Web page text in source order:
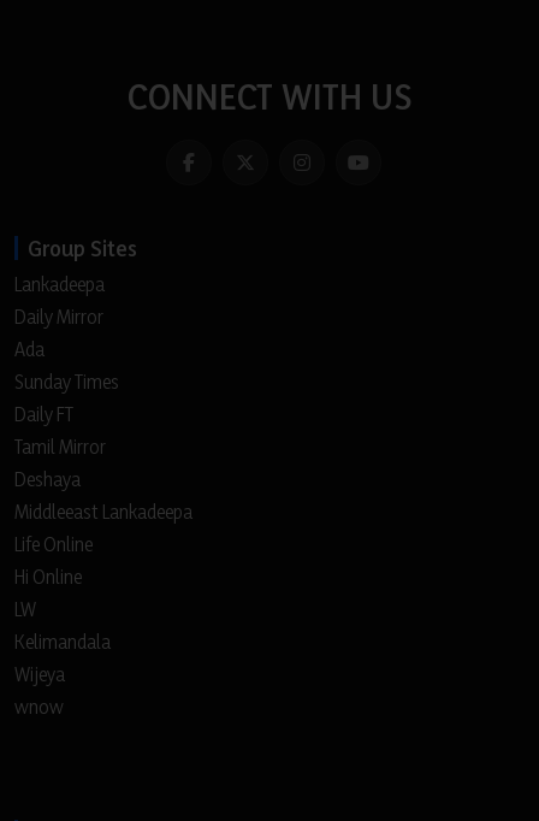
CONNECT WITH US
Group Sites
Lankadeepa
Daily Mirror
Ada
Sunday Times
Daily FT
Tamil Mirror
Deshaya
Middleeast Lankadeepa
Life Online
Hi Online
LW
Kelimandala
Wijeya
wnow